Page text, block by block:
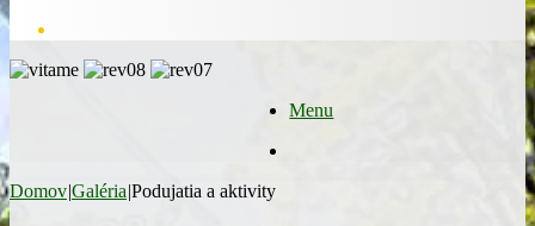
Menu
Domov|Galéria|Podujatia a aktivity